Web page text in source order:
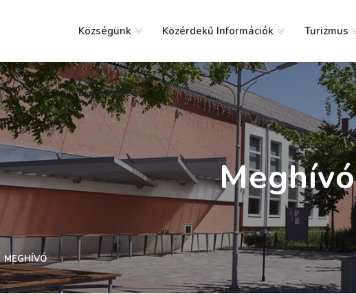
Községünk Közérdekű Információk Turizmus
Elérhetőség
Meghívó
MEGHÍVÓ